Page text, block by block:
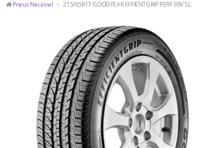
Pneus Nacional > 215/65R17 GOODYEAR EFFIENTGRIP PERF 99V SL